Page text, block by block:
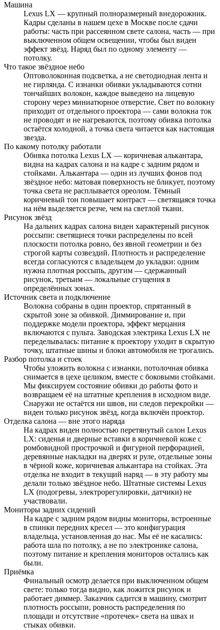
Машина
Lexus LX — крупный полноразмерный внедорожник.
Кадры сделаны в нашем цехе в Москве после сдачи
работы: часть при рассеянном свете салона, часть — при
выключенном общем освещении, чтобы был виден
эффект звёзд. Наряд был по одному элементу —
потолку.
Что такое звёздное небо
Оптоволоконная подсветка, а не светодиодная лента и
не гирлянда. С изнанки обивки укладываются сотни
тончайших волокон, каждое выведено на лицевую
сторону через миниатюрное отверстие. Свет по волокну
приходит от отдельного проектора — сами волокна ток
не проводят и не нагреваются, поэтому обивка потолка
остаётся холодной, а точка света читается как настоящая
звезда.
По какому потолку работали
Обивка потолка Lexus LX — коричневая алькантара,
видна на кадрах салона и на кадре с задним рядом и
стойками. Алькантара — один из лучших фонов под
звёздное небо: матовая поверхность не бликует, поэтому
точка света не расплывается ореолом. Тёмный
коричневый тон повышает контраст — светящаяся точка
на нём выделяется резче, чем на светлой ткани.
Рисунок звёзд
На дальних кадрах салона виден характерный рисунок
россыпи: светящиеся точки распределены по всей
плоскости потолка ровно, без явной геометрии и без
строгой карты созвездий. Плотность и распределение
всегда согласуются с владельцем до укладки: одним
нужна плотная россыпь, другим — сдержанный
рисунок, третьим — локальные сгущения в
определённых зонах.
Источник света и подключение
Волокна собраны в один проектор, спрятанный в
скрытой зоне за обивкой. Диммирование и, при
поддержке модели проектора, эффект мерцания
включаются с пульта. Заводская электрика Lexus LX не
переделывалась: питание к проектору уходит в скрытую
точку, штатные шины и блоки автомобиля не трогались.
Разбор потолка и стоек
Чтобы уложить волокна с изнанки, потолочная обивка
снимается в цехе целиком, вместе с боковыми стойками.
Мы фиксируем состояние обивки до работы фото и
возвращаем её на штатные крепления в исходном виде.
Снаружи не остаётся ни швов, ни следов перекройки —
виден только рисунок звёзд, когда включён проектор.
Отделка салона — вне этого наряда
На кадрах виден полностью перетянутый салон Lexus
LX: сиденья и дверные вставки в коричневой коже с
ромбовидной прострочкой и фигурной перфорацией,
деревянные накладки на дверях и руле, отдельные зоны
в чёрной коже, коричневая алькантара на стойках. Эта
отделка не входит в текущий наряд — в эту работу мы
делали только звёздное небо. Штатные системы Lexus
LX (подогревы, электрорегулировки, датчики) не
участвовали.
Мониторы задних сидений
На кадре с задним рядом видны мониторы, встроенные
в спинки передних кресел — это конфигурация
владельца, установленная до нас. Мы её не касались:
работа шла по потолку, а не по электронике салона,
поэтому питание и крепления мониторов остались как
были.
Приёмка
Финальный осмотр делается при выключенном общем
свете: только тогда видно, как ложится рисунок и
работает диммер. Заказчик садится в машину, смотрит
плотность россыпи, ровность распределения по
площади и отсутствие «протечек» света на швах и
стыках обивки.